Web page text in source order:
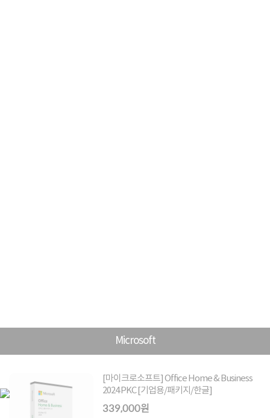
Microsoft
[마이크로소프트] Office Home & Business
2024 PKC [기업용/패키지/한글]
339,000원